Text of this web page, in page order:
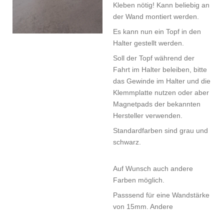
Kleben nötig! Kann beliebig an
der Wand montiert werden.
Es kann nun ein Topf in den
Halter gestellt werden.
Soll der Topf während der
Fahrt im Halter beleiben, bitte
das Gewinde im Halter und die
Klemmplatte nutzen oder aber
Magnetpads der bekannten
Hersteller verwenden.
Standardfarben sind grau und
schwarz.
Auf Wunsch auch andere
Farben möglich.
Passsend für eine Wandstärke
von 15mm. Andere